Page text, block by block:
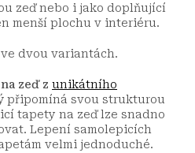
zeď nebo i jako doplňující
menší plochu v interiéru.
dvou variantách.
zeď z unikátního
připomíná svou strukturou
tapety na zeď lze snadno
Lepení samolepicích
velmi jednoduché.